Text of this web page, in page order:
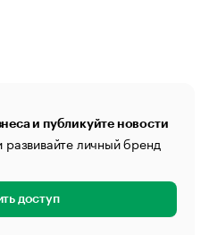
и публикуйте новости
личный бренд
доступ